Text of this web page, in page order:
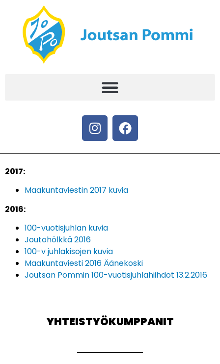
2017:
Maakuntaviestin 2017 kuvia
2016:
100-vuotisjuhlan kuvia
Joutohölkkä 2016
100-v juhlakisojen kuvia
Maakuntaviesti 2016 Äänekoski
Joutsan Pommin 100-vuotisjuhlahiihdot 13.2.2016
YHTEISTYÖKUMPPANIT